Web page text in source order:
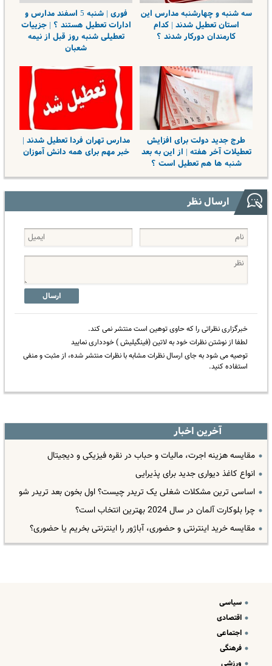
سه شنبه و چهارشنبه مدارس این
استان تعطیل شدند | کدام
کارمندان دورکار شدند ؟
فوری | شنبه 5 اسفند مدارس و
ادارات تعطیل هستند ؟ | جزییات
تعطیلی شنبه روز قبل از نیمه
شعبان
طرج جدید دولت برای افزایش
تعطیلات آخر هفته | از این به بعد
شنبه ها هم تعطیل است ؟
مدارس تهران فردا تعطیل شدند |
خبر مهم برای همه دانش آموزان
ارسال نظر
ارسال
خبرگزاری نظراتی را که حاوی توهین است منتشر نمی کند.
لطفا از نوشتن نظرات خود به لاتین (فینگیلیش ) خودداری نمایید
توصیه می شود به جای ارسال نظرات مشابه با نظرات منتشر شده، از مثبت و منفی
استفاده کنید.
آخرین اخبار
مقایسه هزینه اجرت، مالیات و حباب در نقره فیزیکی و دیجیتال
انواع کاغذ دیواری جدید برای پذیرایی
اساسی ترین مشکلات شغلی یک تریدر چیست؟ اول بخون بعد تریدر شو
چرا بلوکارت آلمان در سال 2024 بهترین انتخاب است؟
مقایسه خرید اینترنتی و حضوری، آباژور را اینترنتی بخریم یا حضوری؟
سیاسی
اقتصادی
اجتماعی
فرهنگی
ورزشی